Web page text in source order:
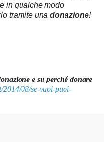
in qualche modo
tramite una donazione!
e su perché donare
2014/08/se-vuoi-puoi-